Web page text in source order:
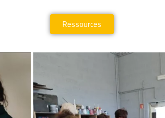
Ressources